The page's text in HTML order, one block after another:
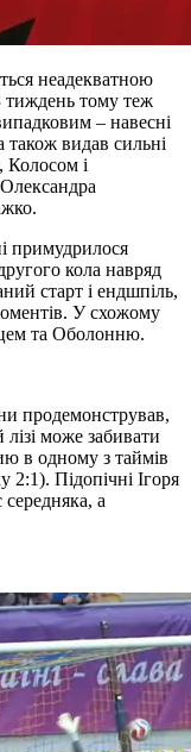
неадекватною
тиждень тому теж
– навесні
також видав сильні
Колосом і
примудрилося
кола навряд
старт і ендшпіль,
У схожому
та Оболонню.
продемонстрував,
може забивати
в одному з таймів
2:1). Підопічні Ігоря
а